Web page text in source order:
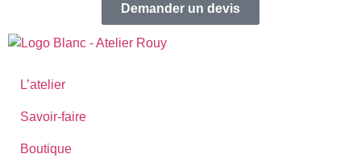
Demander un devis
L’atelier
Savoir-faire
Boutique